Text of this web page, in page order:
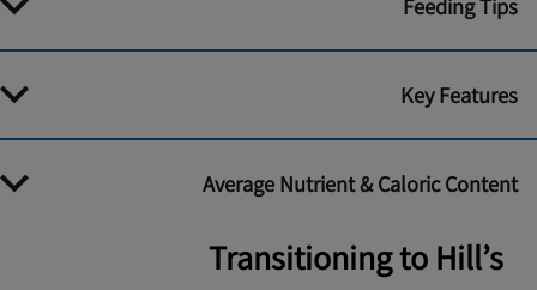
Feeding Tips
Key Features
Average Nutrient & Caloric Content
Transitioning to Hill’s